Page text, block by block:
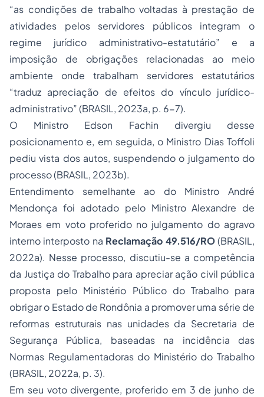
“as condições de trabalho voltadas à prestação de
atividades pelos servidores públicos integram o
regime jurídico administrativo-estatutário” e a
imposição de obrigações relacionadas ao meio
ambiente onde trabalham servidores estatutários
“traduz apreciação de efeitos do vínculo jurídico-
administrativo”(BRASIL, 2023a, p. 6-7).
O Ministro Edson Fachin divergiu desse
posicionamento e, em seguida, o Ministro Dias Toffoli
pediu vista dos autos, suspendendo o julgamento do
processo (BRASIL, 2023b).
Entendimento semelhante ao do Ministro André
Mendonça foi adotado pelo Ministro Alexandre de
Moraes em voto proferido no julgamento do agravo
interno interposto na Reclamação 49.516/RO(BRASIL,
2022a). Nesse processo, discutiu-se a competência
da Justiça do Trabalho para apreciar ação civil pública
proposta pelo Ministério Público do Trabalho para
obrigar o Estado de Rondônia a promover uma série de
reformas estruturais nas unidades da Secretaria de
Segurança Pública, baseadas na incidência das
Normas Regulamentadoras do Ministério do Trabalho
(BRASIL, 2022a, p. 3).
Em seu voto divergente, proferido em 3 de junho de